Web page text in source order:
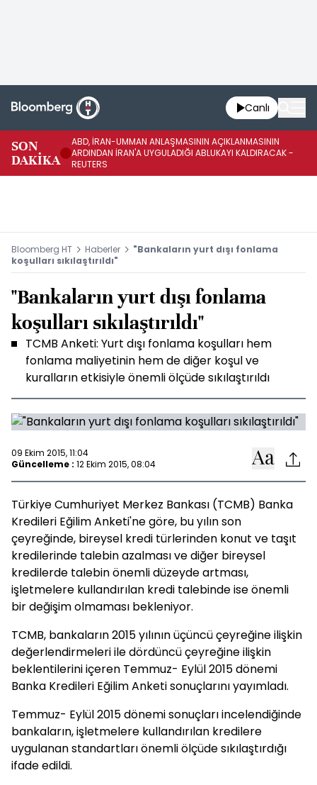
Canlı
SON
DAKİKA
ABD, İRAN-UMMAN ANLAŞMASININ AÇIKLANMASININ
ARDINDAN İRAN'A UYGULADIĞI ABLUKAYI KALDIRACAK -
REUTERS
Bloomberg HT Haberler
"Bankaların yurt dışı fonlama
koşulları sıkılaştırıldı"
"Bankaların yurt dışı fonlama
koşulları sıkılaştırıldı"
TCMB Anketi: Yurt dışı fonlama koşulları hem
fonlama maliyetinin hem de diğer koşul ve
kuralların etkisiyle önemli ölçüde sıkılaştırıldı
09 Ekim 2015, 11:04
Güncelleme : 12 Ekim 2015, 08:04
Türkiye Cumhuriyet Merkez Bankası (TCMB) Banka
Kredileri Eğilim Anketi'ne göre, bu yılın son
çeyreğinde, bireysel kredi türlerinden konut ve taşıt
kredilerinde talebin azalması ve diğer bireysel
kredilerde talebin önemli düzeyde artması,
işletmelere kullandırılan kredi talebinde ise önemli
bir değişim olmaması bekleniyor.
TCMB, bankaların 2015 yılının üçüncü çeyreğine ilişkin
değerlendirmeleri ile dördüncü çeyreğine ilişkin
beklentilerini içeren Temmuz- Eylül 2015 dönemi
Banka Kredileri Eğilim Anketi sonuçlarını yayımladı.
Temmuz- Eylül 2015 dönemi sonuçları incelendiğinde
bankaların, işletmelere kullandırılan kredilere
uygulanan standartları önemli ölçüde sıkılaştırdığı
ifade edildi.